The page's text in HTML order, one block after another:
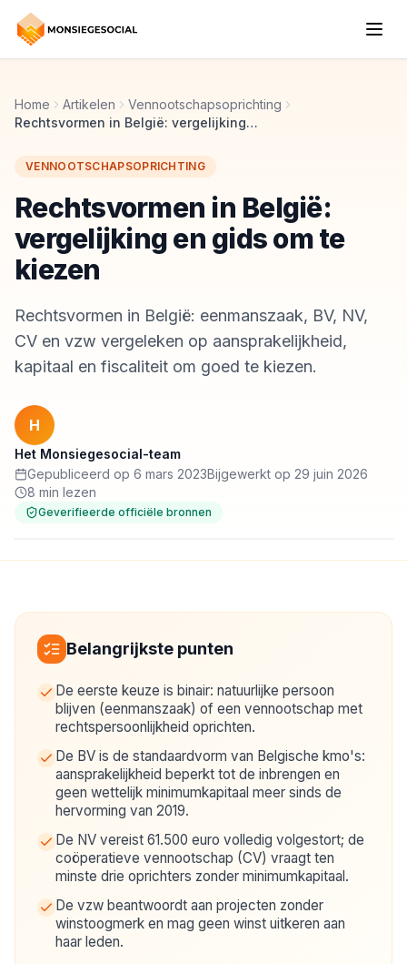
Home Artikelen
Vennootschapsoprichting
Rechtsvormen in België: vergelijking en gids om te kiezen
VENNOOTSCHAPSOPRICHTING
Rechtsvormen in België:
vergelijking en gids om te
kiezen
Rechtsvormen in België: eenmanszaak, BV, NV,
CV en vzw vergeleken op aansprakelijkheid,
kapitaal en fiscaliteit om goed te kiezen.
H
Het Monsiegesocial-team
Gepubliceerd op 6 mars 2023Bijgewerkt op 29 juin 2026
8 min lezen
Geverifieerde officiële bronnen
Belangrijkste punten
De eerste keuze is binair: natuurlijke persoon
blijven (eenmanszaak) of een vennootschap met
rechtspersoonlijkheid oprichten.
De BV is de standaardvorm van Belgische kmo's:
aansprakelijkheid beperkt tot de inbrengen en
geen wettelijk minimumkapitaal meer sinds de
hervorming van 2019.
De NV vereist 61.500 euro volledig volgestort; de
coöperatieve vennootschap (CV) vraagt ten
minste drie oprichters zonder minimumkapitaal.
De vzw beantwoordt aan projecten zonder
winstoogmerk en mag geen winst uitkeren aan
haar leden.